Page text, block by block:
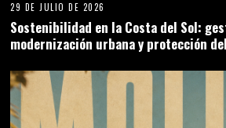
29 DE JULIO DE 2026
Sostenibilidad en la Costa del Sol:
modernización urbana y protección